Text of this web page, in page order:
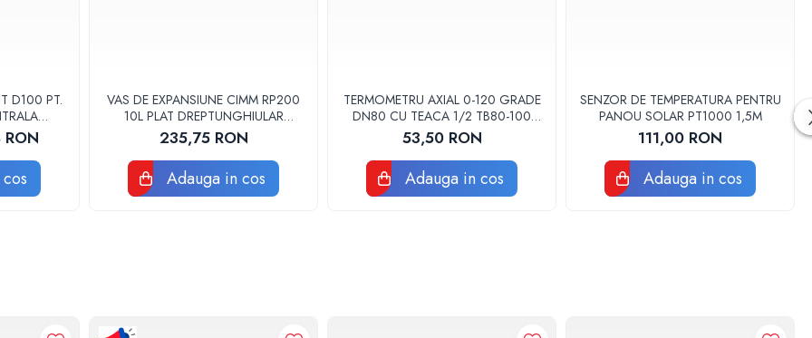
D100 PT.
VAS DE EXPANSIUNE CIMM RP200
10L PLAT DREPTUNGHIULAR
CM9110
235,75 RON
Adauga in cos
TERMOMETRU AXIAL 0-120 GRADE
DN80 CU TEACA 1/2 TB80-100
FIMET
53,50 RON
Adauga in cos
SENZOR DE TEMPERATURA PENTRU
PANOU SOLAR PT1000 1,5M
111,00 RON
Adauga in cos